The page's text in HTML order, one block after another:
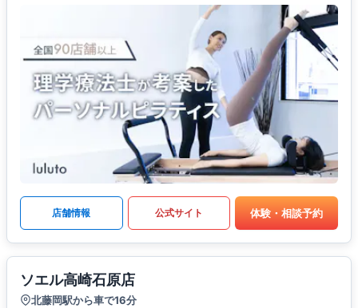
店舗情報 公式サイト 体験・相談予約
ソエル高崎石原店
北藤岡駅から車で16分